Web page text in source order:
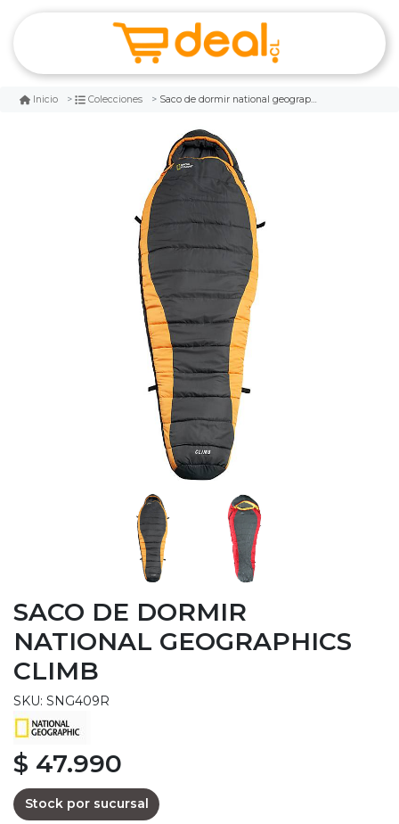
Inicio Colecciones Saco de dormir national geographics climb
SACO DE DORMIR
NATIONAL GEOGRAPHICS
CLIMB
SKU: SNG409R
$ 47.990
Stock por sucursal